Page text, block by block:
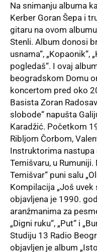
Na snimanju albuma
Kerber Goran Šepa i
gitaru na ovom
Stenli. Album donosi
usnama“, „Kopaonik“,
pogledaš“. I ovaj
beogradskom Domu
koncertom pred oko
Basista Zoran
slobode“ napušta
Karadžić. Početkom
Ribljom Čorbom,
Instruktorima
Temišvaru, u
Temišvar“ puni salu
Kompilacija „Još uvek
objavljena je 1990.
aranžmanima za
„Digni ruku“, „Put“ i
Studiju 13 Radio
objavljen je album